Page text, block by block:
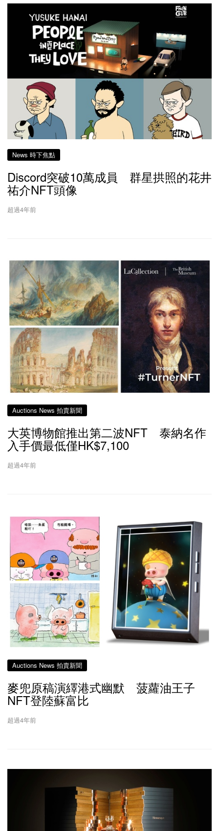
News 時下焦點
Discord突破10萬成員 群星拱照的花井
祐介NFT頭像
超過4年前
Auctions News 拍賣新聞
大英博物館推出第二波NFT 泰納名作
入手價最低僅HK$7,100
超過4年前
Auctions News 拍賣新聞
麥兜原稿演繹港式幽默 菠蘿油王子
NFT登陸蘇富比
超過4年前